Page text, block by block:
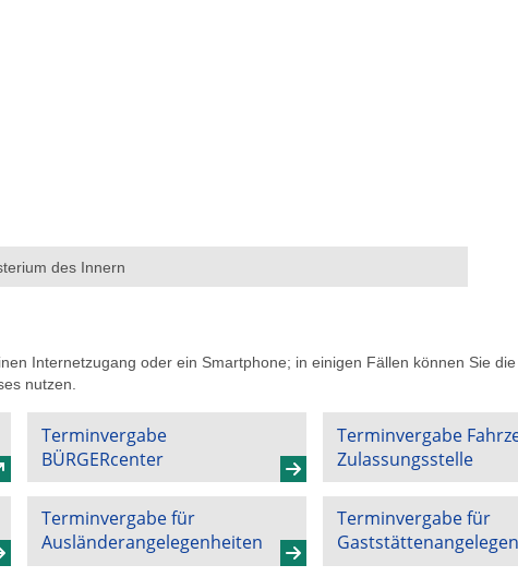
des Innern
Internetzugang oder ein Smartphone; in einigen Fällen können Sie
nutzen.
Terminvergabe
BÜRGERcenter
Terminvergabe
Zulassungsstelle
Terminvergabe für
Ausländerangelegenheiten
Terminvergabe für